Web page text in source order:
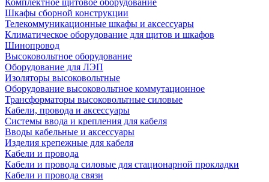
Комплектное щитовое оборудование
Шкафы сборной конструкции
Телекоммуникационные шкафы и аксессуары
Климатическое оборудование для щитов и шкафов
Шинопровод
Высоковольтное оборудование
Оборудование для ЛЭП
Изоляторы высоковольтные
Оборудование высоковольтное коммутационное
Трансформаторы высоковольтные силовые
Кабели, провода и аксессуары
Системы ввода и крепления для кабеля
Вводы кабельные и аксессуары
Изделия крепежные для кабеля
Кабели и провода
Кабели и провода силовые для стационарной прокладки
Кабели и провода связи